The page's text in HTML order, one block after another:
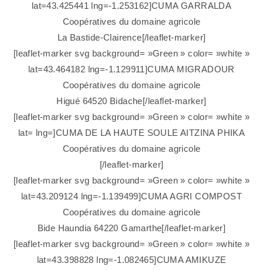
lat=43.425441 lng=-1.253162]CUMA GARRALDA
Coopératives du domaine agricole
La Bastide-Clairence[/leaflet-marker]
[leaflet-marker svg background= »Green » color= »white »
lat=43.464182 lng=-1.129911]CUMA MIGRADOUR
Coopératives du domaine agricole
Higué 64520 Bidache[/leaflet-marker]
[leaflet-marker svg background= »Green » color= »white »
lat= lng=]CUMA DE LA HAUTE SOULE AITZINA PHIKA
Coopératives du domaine agricole
[/leaflet-marker]
[leaflet-marker svg background= »Green » color= »white »
lat=43.209124 lng=-1.139499]CUMA AGRI COMPOST
Coopératives du domaine agricole
Bide Haundia 64220 Gamarthe[/leaflet-marker]
[leaflet-marker svg background= »Green » color= »white »
lat=43.398828 lng=-1.082465]CUMA AMIKUZE